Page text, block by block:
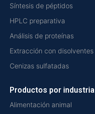
Síntesis de péptidos
HPLC preparativa
Análisis de proteínas
Extracción con disolventes
Cenizas sulfatadas
Productos por industria
Alimentación animal